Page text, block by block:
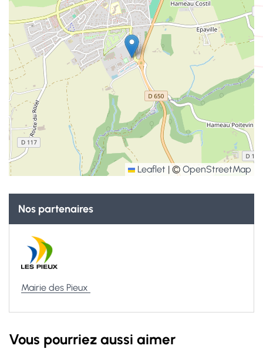
Leaflet | © OpenStreetMap
Informations complémentaires
Nos partenaires
Mairie des Pieux
Vous pourriez aussi aimer